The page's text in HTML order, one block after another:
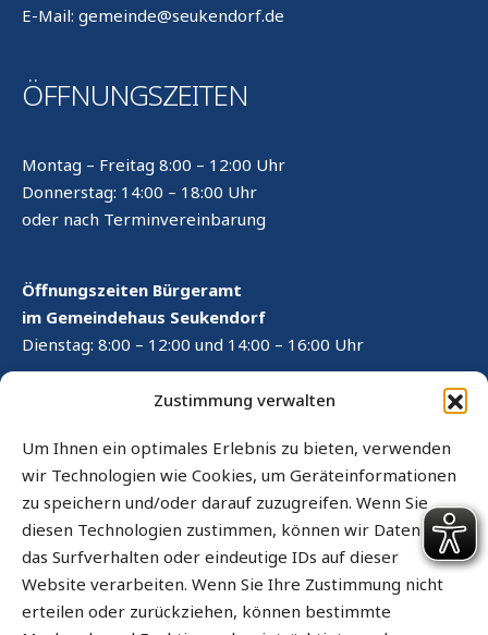
Zustimmung verwalten
Um Ihnen ein optimales Erlebnis zu bieten, verwenden
wir Technologien wie Cookies, um Geräteinformationen
zu speichern und/oder darauf zuzugreifen. Wenn Sie
diesen Technologien zustimmen, können wir Daten wie
das Surfverhalten oder eindeutige IDs auf dieser
Website verarbeiten. Wenn Sie Ihre Zustimmung nicht
erteilen oder zurückziehen, können bestimmte
E-Mail: gemeinde@seukendorf.de
ÖFFNUNGSZEITEN
Montag – Freitag 8:00 – 12:00 Uhr
Donnerstag: 14:00 – 18:00 Uhr
oder nach Terminvereinbarung
Öffnungszeiten Bürgeramt
im Gemeindehaus Seukendorf
Dienstag: 8:00 – 12:00 und 14:00 – 16:00 Uhr
RECHTLICHES
Kontaktformular
Impressum
Datenschutz
Cookie-Richtlinie (EU)
Sitemap